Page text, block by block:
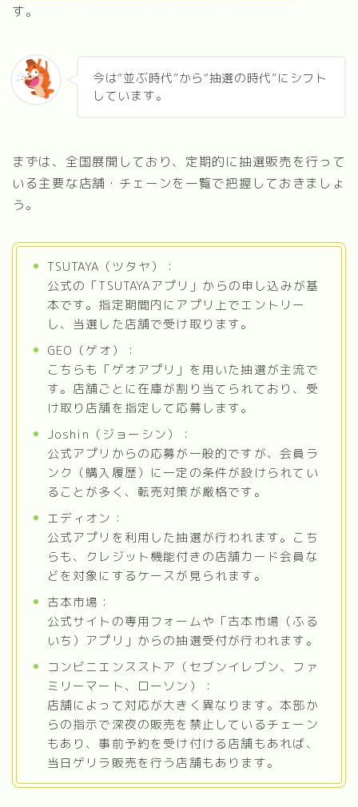
す。
今は“並ぶ時代”から“抽選の時代”にシフト
しています。
まずは、全国展開しており、定期的に抽選販売を行って
いる主要な店舗・チェーンを一覧で把握しておきましょ
う。
TSUTAYA（ツタヤ）：
公式の「TSUTAYAアプリ」からの申し込みが基
本です。指定期間内にアプリ上でエントリー
し、当選した店舗で受け取ります。
GEO（ゲオ）：
こちらも「ゲオアプリ」を用いた抽選が主流で
す。店舗ごとに在庫が割り当てられており、受
け取り店舗を指定して応募します。
Joshin（ジョーシン）：
公式アプリからの応募が一般的ですが、会員ラ
ンク（購入履歴）に一定の条件が設けられてい
ることが多く、転売対策が厳格です。
エディオン：
公式アプリを利用した抽選が行われます。こち
らも、クレジット機能付きの店舗カード会員な
どを対象にするケースが見られます。
古本市場：
公式サイトの専用フォームや「古本市場（ふる
いち）アプリ」からの抽選受付が行われます。
コンビニエンスストア（セブンイレブン、ファ
ミリーマート、ローソン）：
店舗によって対応が大きく異なります。本部か
らの指示で深夜の販売を禁止しているチェーン
もあり、事前予約を受け付ける店舗もあれば、
当日ゲリラ販売を行う店舗もあります。